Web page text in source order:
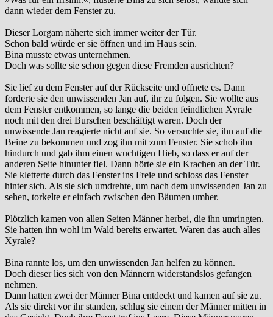
dann wieder dem Fenster zu.
Dieser Lorgam näherte sich immer weiter der Tür.
Schon bald würde er sie öffnen und im Haus sein.
Bina musste etwas unternehmen.
Doch was sollte sie schon gegen diese Fremden ausrichten?
Sie lief zu dem Fenster auf der Rückseite und öffnete es. Dann
forderte sie den unwissenden Jan auf, ihr zu folgen. Sie wollte aus
dem Fenster entkommen, so lange die beiden feindlichen Xyrale
noch mit den drei Burschen beschäftigt waren. Doch der
unwissende Jan reagierte nicht auf sie. So versuchte sie, ihn auf die
Beine zu bekommen und zog ihn mit zum Fenster. Sie schob ihn
hindurch und gab ihm einen wuchtigen Hieb, so dass er auf der
anderen Seite hinunter fiel. Dann hörte sie ein Krachen an der Tür.
Sie kletterte durch das Fenster ins Freie und schloss das Fenster
hinter sich. Als sie sich umdrehte, um nach dem unwissenden Jan zu
sehen, torkelte er einfach zwischen den Bäumen umher.
Plötzlich kamen von allen Seiten Männer herbei, die ihn umringten.
Sie hatten ihn wohl im Wald bereits erwartet. Waren das auch alles
Xyrale?
Bina rannte los, um den unwissenden Jan helfen zu können.
Doch dieser lies sich von den Männern widerstandslos gefangen
nehmen.
Dann hatten zwei der Männer Bina entdeckt und kamen auf sie zu.
Als sie direkt vor ihr standen, schlug sie einem der Männer mitten in